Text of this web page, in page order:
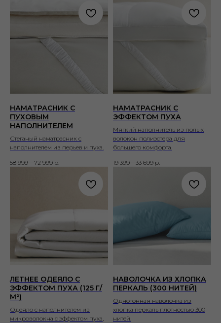
НАМАТРАСНИК С
ПУХОВЫМ
НАПОЛНИТЕЛЕМ
Стеганый наматрасник с
наполнителем из перьев и пуха.
58 999—72 999 р.
НАМАТРАСНИК С
ЭФФЕКТОМ ПУХА
Мягкий наполнитель из полых
волокон полиэстера для
большего комфорта.
19 399—33 699 р.
ЛЕТНЕЕ ОДЕЯЛО С
ЭФФЕКТОМ ПУХА (125 Г/
М²)
Одеяло с наполнителем из
микроволокна с эффектом пуха,
НАВОЛОЧКА ИЗ ХЛОПКА
ПЕРКАЛЬ (300 НИТЕЙ)
Однотонная наволочка из
хлопка перкаль плотностью 300
нитей.